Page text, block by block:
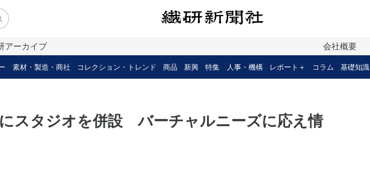
アーカイブ 会社概要
素材・製造・商社 コレクション・トレンド 商品 新興 特集 人事・機構 レポート＋ コラム 基礎知識
スタジオを併設 バーチャルニーズに応え情